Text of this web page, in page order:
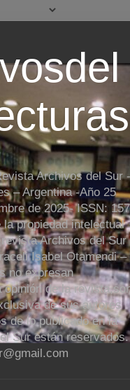
Archivos del Sur -
– Argentina -Año 25
de 2025- ISSN:
propiedad intelectual
Archivos del Sur
Isabel Otamendi –
no expresan
opinión de la
de sus autores
de lo publicado en la
Sur están reservados.